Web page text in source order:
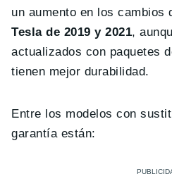
un aumento en los cambios
Tesla de 2019 y 2021,
actualizados con paquetes
tienen mejor durabilidad.
Entre los modelos con
garantía están: